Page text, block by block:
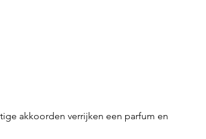
akkoorden verrijken een parfum en